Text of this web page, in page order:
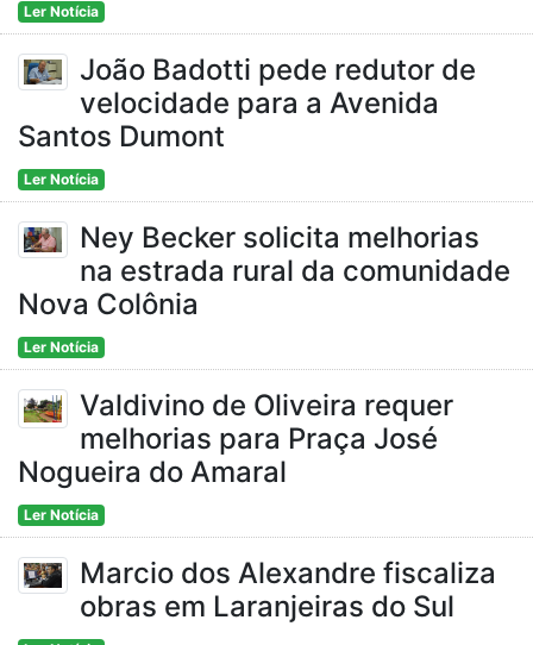
Ler Notícia
João Badotti pede redutor de
velocidade para a Avenida
Santos Dumont
Ler Notícia
Ney Becker solicita melhorias
na estrada rural da comunidade
Nova Colônia
Ler Notícia
Valdivino de Oliveira requer
melhorias para Praça José
Nogueira do Amaral
Ler Notícia
Marcio dos Alexandre fiscaliza
obras em Laranjeiras do Sul